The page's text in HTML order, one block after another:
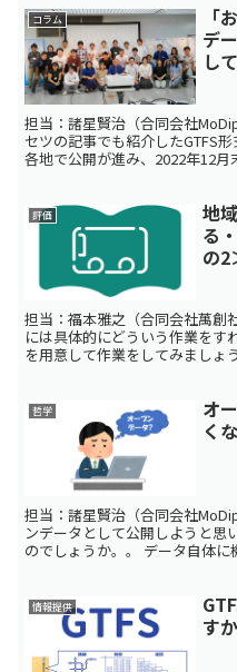
コラム
「
デ
し
担当：諸星賢治（合同会社
セツの記事でも紹介したGTFS
各地で公開が進み、2022年12
評価
地
る
の2
担当：福本雅之（合同会社萬創
には具体的にどういう作業をす
を用意して作業をしてみましょ
哲学
オ
く
担当：諸星賢治（合同会社
ンデータとして公開しようと思
のでしょうか。。 データ自体
情報提供
す